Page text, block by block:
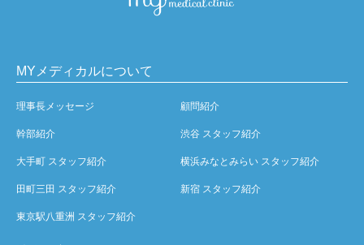
MYメディカルについて
理事長メッセージ 顧問紹介
幹部紹介 渋谷 スタッフ紹介
大手町 スタッフ紹介 横浜みなとみらい スタッフ紹介
田町三田 スタッフ紹介 新宿 スタッフ紹介
東京駅八重洲 スタッフ紹介